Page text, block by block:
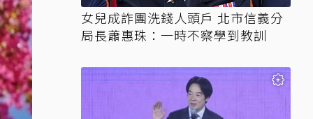
女兒成詐團洗錢人頭戶 北市信義分
局長蕭惠珠：一時不察學到教訓